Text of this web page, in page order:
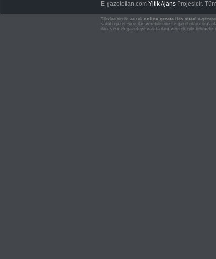
E-gazeteilan.comYitik Ajans Projesidir.
Türkiye'nin ilk ve tek online gazete ilan sitesi e-
sabah gazetesine ilan verebilirsiniz. e-gazeteilan.com'a
ilanı vermek,gazeteye vasıta ilanı vermek gibi